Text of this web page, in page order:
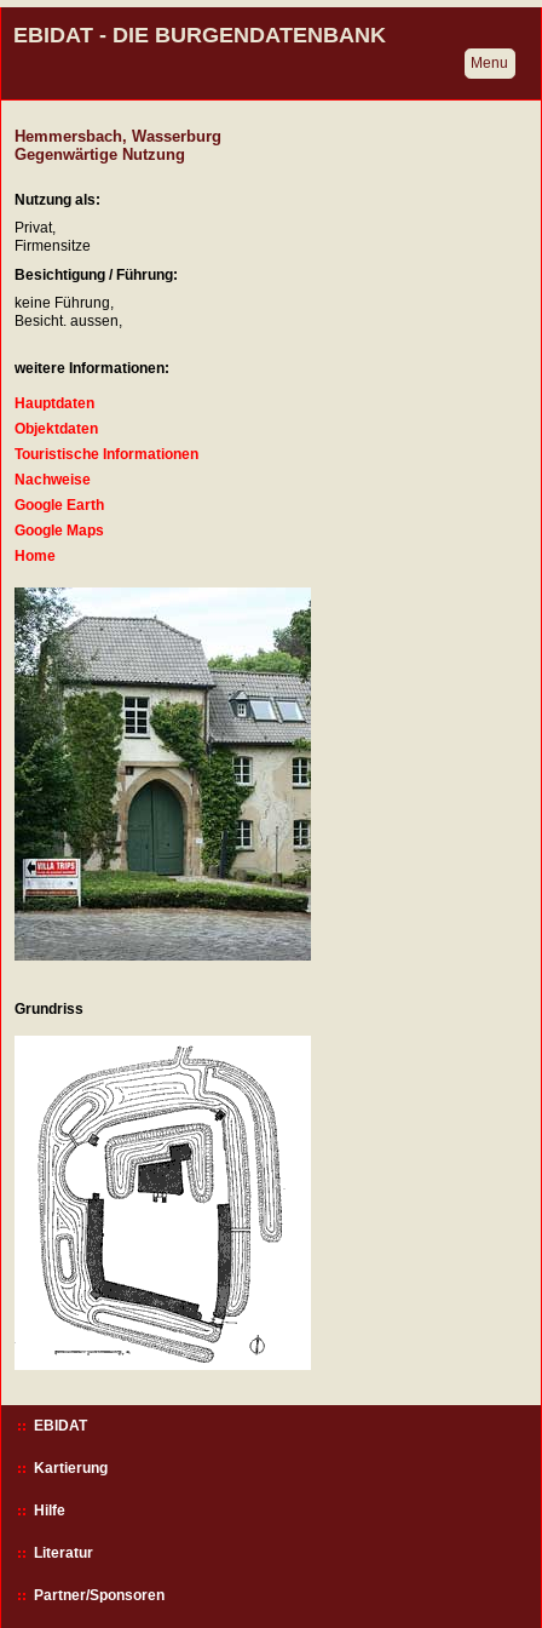
EBIDAT - DIE BURGENDATENBANK
Menu
Hemmersbach, Wasserburg
Gegenwärtige Nutzung
Nutzung als:
Privat,
Firmensitze
Besichtigung / Führung:
keine Führung,
Besicht. aussen,
weitere Informationen:
Hauptdaten
Objektdaten
Touristische Informationen
Nachweise
Google Earth
Google Maps
Home
Grundriss
EBIDAT
Kartierung
Hilfe
Literatur
Partner/Sponsoren